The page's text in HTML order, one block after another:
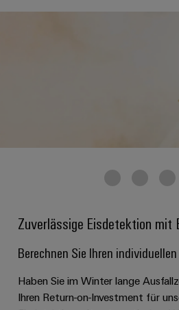
Zuverlässige Eisdetektion mit
Berechnen Sie Ihren
Haben Sie im Winter lange
Ihren Return-on-Investment für